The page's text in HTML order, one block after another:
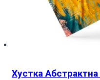
Хустка